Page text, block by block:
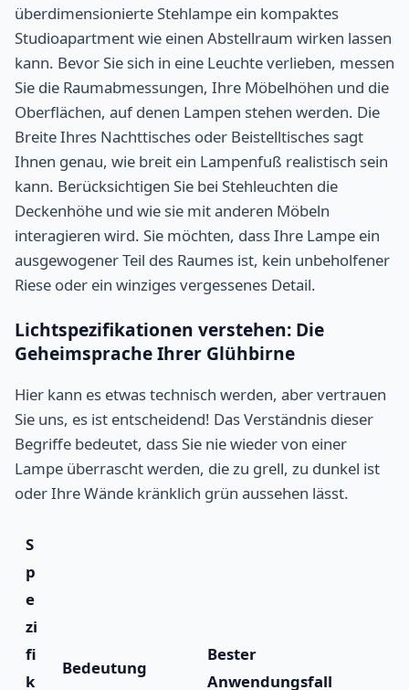
überdimensionierte Stehlampe ein kompaktes
Studioapartment wie einen Abstellraum wirken lassen
kann. Bevor Sie sich in eine Leuchte verlieben, messen
Sie die Raumabmessungen, Ihre Möbelhöhen und die
Oberflächen, auf denen Lampen stehen werden. Die
Breite Ihres Nachttisches oder Beistelltisches sagt
Ihnen genau, wie breit ein Lampenfuß realistisch sein
kann. Berücksichtigen Sie bei Stehleuchten die
Deckenhöhe und wie sie mit anderen Möbeln
interagieren wird. Sie möchten, dass Ihre Lampe ein
ausgewogener Teil des Raumes ist, kein unbeholfener
Riese oder ein winziges vergessenes Detail.
Lichtspezifikationen verstehen: Die
Geheimsprache Ihrer Glühbirne
Hier kann es etwas technisch werden, aber vertrauen
Sie uns, es ist entscheidend! Das Verständnis dieser
Begriffe bedeutet, dass Sie nie wieder von einer
Lampe überrascht werden, die zu grell, zu dunkel ist
oder Ihre Wände kränklich grün aussehen lässt.
S
p
e
zi
fi
k
Bedeutung
Bester
Anwendungsfall